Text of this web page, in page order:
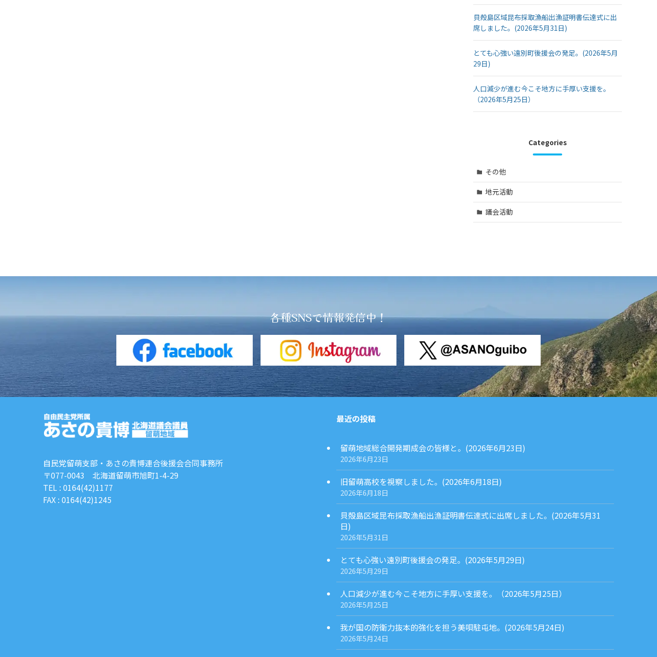
貝殻島区域昆布採取漁船出漁証明書伝達式に出
席しました。(2026年5月31日)
とても心強い遠別町後援会の発足。(2026年5月
29日)
人口減少が進む今こそ地方に手厚い支援を。
（2026年5月25日）
Categories
その他
地元活動
議会活動
各種SNSで情報発信中！
自民党留萌支部・あさの貴博連合後援会合同事務所
〒077-0043 北海道留萌市旭町1-4-29
TEL : 0164(42)1177
FAX : 0164(42)1245
最近の投稿
留萌地域総合開発期成会の皆様と。(2026年6月23日)
2026年6月23日
旧留萌高校を視察しました。(2026年6月18日)
2026年6月18日
貝殻島区域昆布採取漁船出漁証明書伝達式に出席しました。(2026年5月31
日)
2026年5月31日
とても心強い遠別町後援会の発足。(2026年5月29日)
2026年5月29日
人口減少が進む今こそ地方に手厚い支援を。（2026年5月25日）
2026年5月25日
我が国の防衛力抜本的強化を担う美唄駐屯地。(2026年5月24日)
2026年5月24日